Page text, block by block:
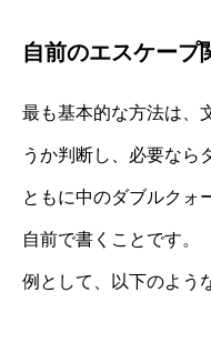
自前のエスケープ
最も基本的な方法は、
うか判断し、必要なら
ともに中のダブルクォ
自前で書くことです。
例として、以下のよう